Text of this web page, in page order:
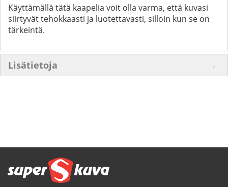
Käyttämällä tätä kaapelia voit olla varma, että kuvasi
siirtyvät tehokkaasti ja luotettavasti, silloin kun se on
tärkeintä.
Lisätietoja